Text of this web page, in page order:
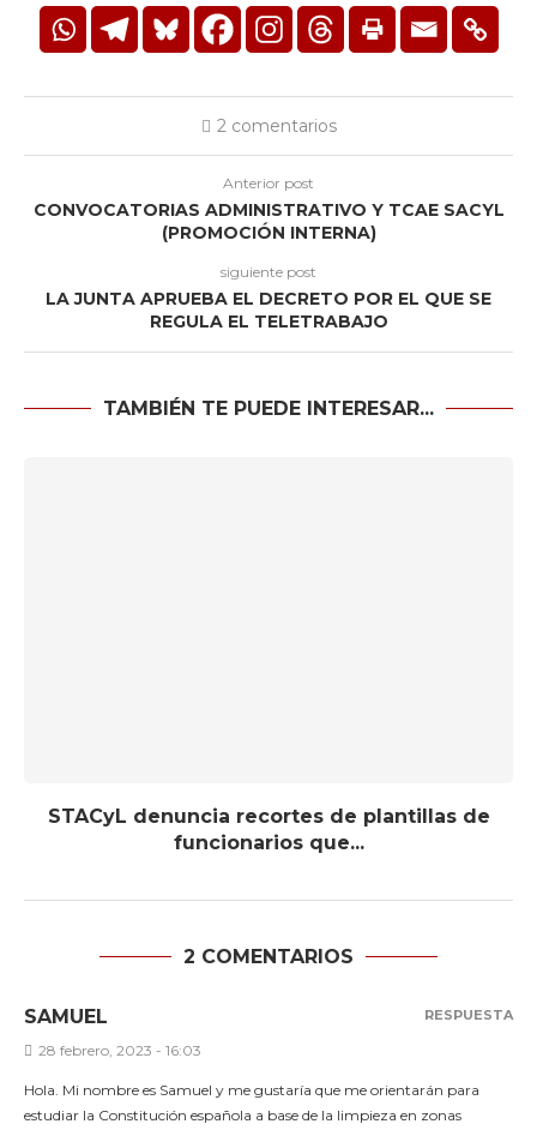
2 comentarios
Anterior post
CONVOCATORIAS ADMINISTRATIVO Y TCAE SACYL
(PROMOCIÓN INTERNA)
siguiente post
LA JUNTA APRUEBA EL DECRETO POR EL QUE SE
REGULA EL TELETRABAJO
TAMBIÉN TE PUEDE INTERESAR...
STACyL denuncia recortes de plantillas de
funcionarios que...
2 COMENTARIOS
SAMUEL
28 febrero, 2023 - 16:03
Hola. Mi nombre es Samuel y me gustaría que me orientarán para
estudiar la Constitución española a base de la limpieza en zonas
RESPUESTA